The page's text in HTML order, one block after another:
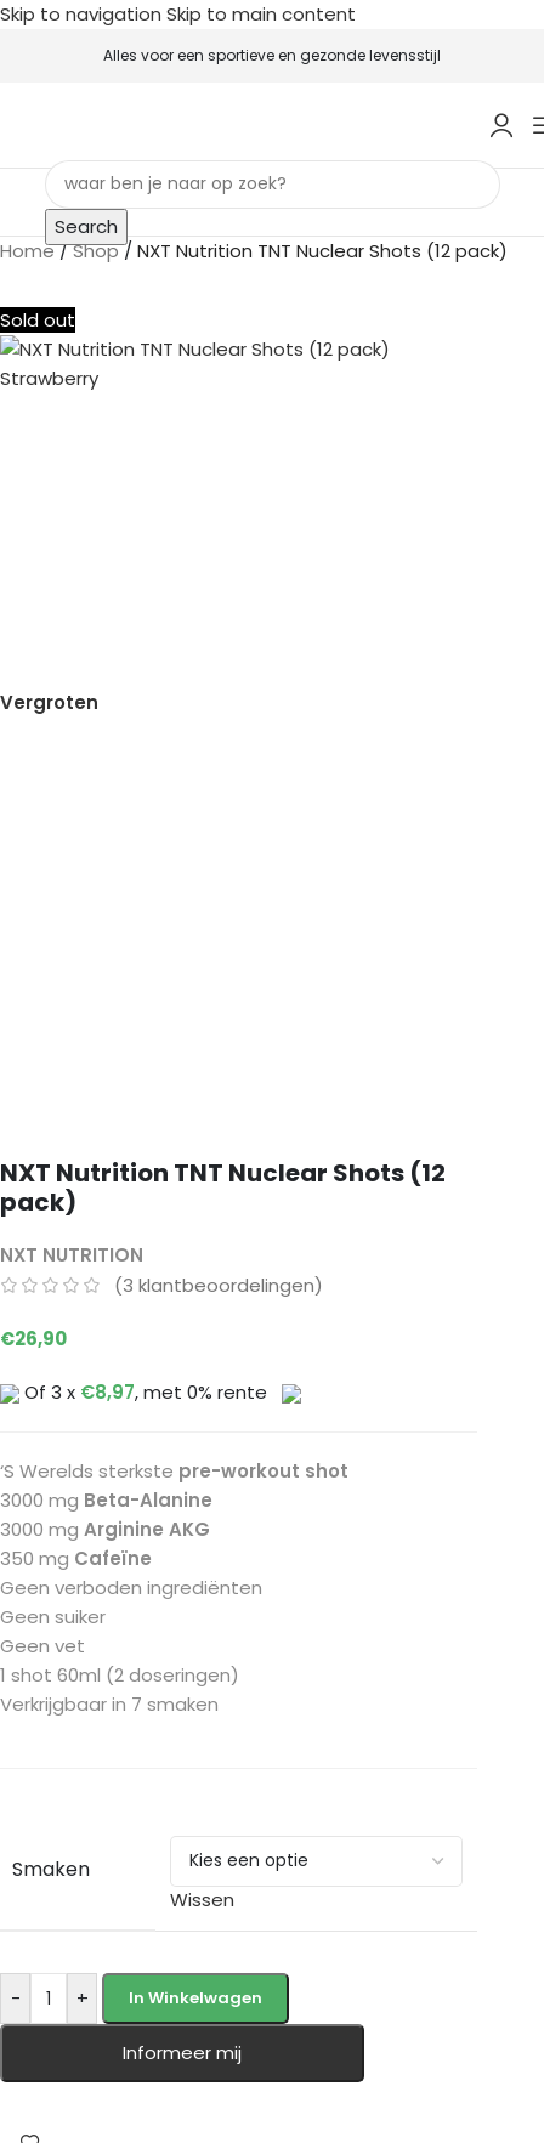
Skip to navigation Skip to main content
Alles voor een sportieve en gezonde levensstijl
Search
Home/Shop/ NXT Nutrition TNT Nuclear Shots (12 pack)
Sold out
Vergroten
NXT Nutrition TNT Nuclear Shots (12
pack)
NXT NUTRITION
(3 klantbeoordelingen)
€26,90
Of 3 x €8,97, met 0% rente
‘S Werelds sterkste pre-workout shot
3000 mg Beta-Alanine
3000 mg Arginine AKG
350 mg Cafeïne
Geen verboden ingrediënten
Geen suiker
Geen vet
1 shot 60ml (2 doseringen)
Verkrijgbaar in 7 smaken
Smaken
Wissen
- + In Winkelwagen
Informeer mij